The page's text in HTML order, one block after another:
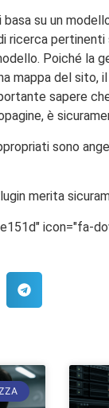
su un
pertinenti
Poiché la
del sito,
sapere
è
sono
merita
icon="fa-